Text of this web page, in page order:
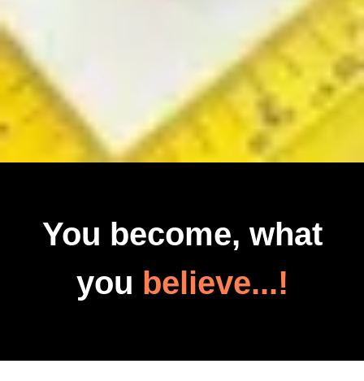
You become, what
you believe...!